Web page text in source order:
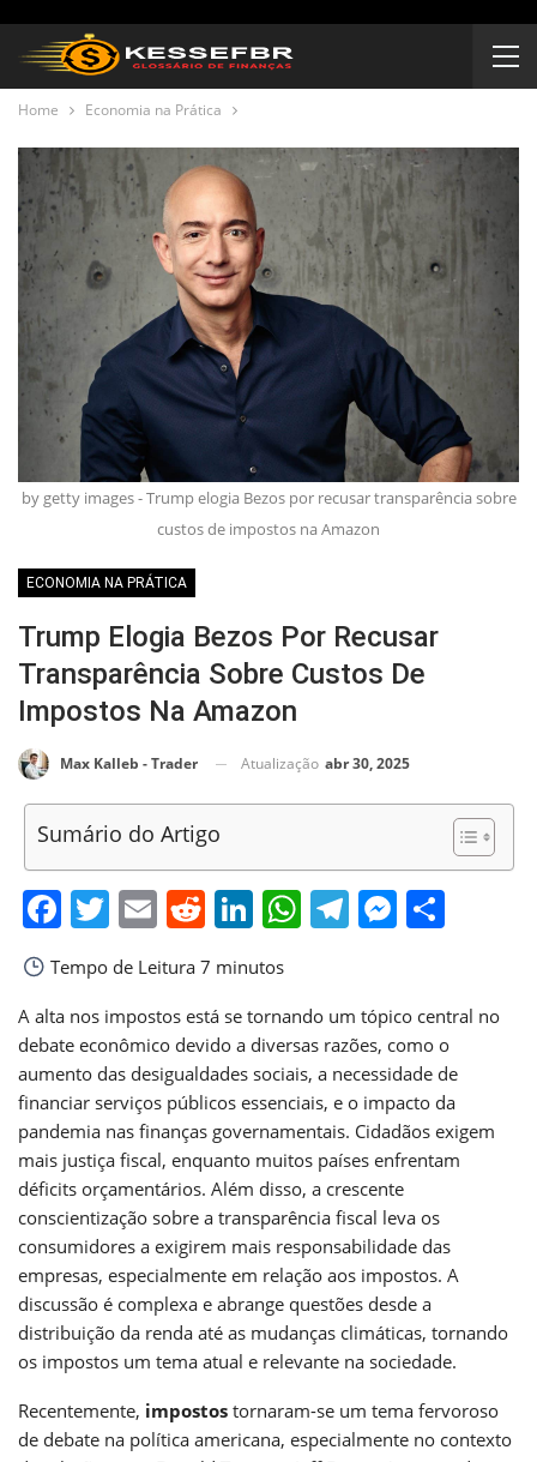
Home Economia na Prática
by getty images - Trump elogia Bezos por recusar transparência sobre
custos de impostos na Amazon
ECONOMIA NA PRÁTICA
Trump Elogia Bezos Por Recusar
Transparência Sobre Custos De
Impostos Na Amazon
Max Kalleb - Trader Atualização abr 30, 2025
Sumário do Artigo
Facebook
Twitter
EmailReddit
LinkedIn
WhatsApp
Telegram
Tempo de Leitura 7 minutos
A alta nos impostos está se tornando um tópico central no
debate econômico devido a diversas razões, como o
aumento das desigualdades sociais, a necessidade de
financiar serviços públicos essenciais, e o impacto da
pandemia nas finanças governamentais. Cidadãos exigem
mais justiça fiscal, enquanto muitos países enfrentam
déficits orçamentários. Além disso, a crescente
conscientização sobre a transparência fiscal leva os
consumidores a exigirem mais responsabilidade das
empresas, especialmente em relação aos impostos. A
discussão é complexa e abrange questões desde a
distribuição da renda até as mudanças climáticas, tornando
os impostos um tema atual e relevante na sociedade.
Recentemente, impostos tornaram-se um tema fervoroso
de debate na política americana, especialmente no contexto